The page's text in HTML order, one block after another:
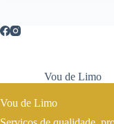
Vou de Limo
Vou de Limo